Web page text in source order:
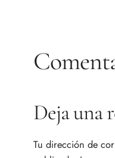
Deja una
Tu dirección de